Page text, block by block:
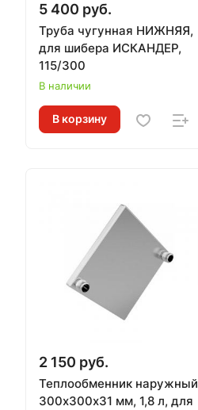
5 400 руб.
Труба чугунная НИЖНЯЯ,
для шибера ИСКАНДЕР,
115/300
В наличии
В корзину
2 150 руб.
Теплообменник наружный
300х300х31 мм, 1,8 л, для